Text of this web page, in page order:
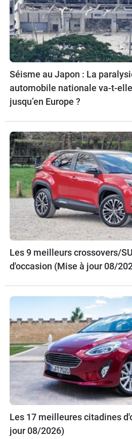
Séisme au Japon : La
automobile nationale va-t-
jusqu’en Europe ?
Les 9 meilleurs crossovers/
d'occasion (Mise à jour 08/
Les 17 meilleures citadines
jour 08/2026)